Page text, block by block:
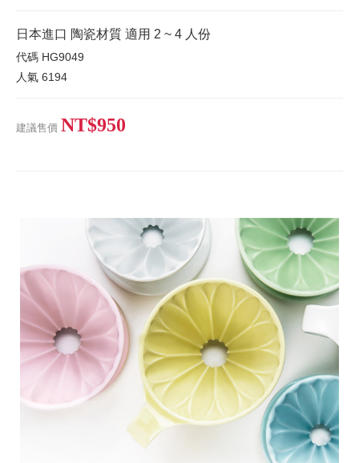
日本進口 陶瓷材質 適用 2 ~ 4 人份
代碼 HG9049
人氣 6194
建議售價 NT$950